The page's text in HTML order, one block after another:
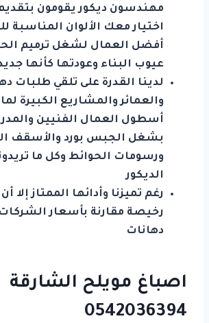
مهندسون ديكور يقومون
اختيار معك الألوان المناسبة
أفضل العمال لشغل ترميم
عيوب البناء وعودتها كأنها
لدينا القدرة على تلقي طلبات
والعمائر والمشاريع الكبيرة
أسطول العمال الفنيين
بشغل الجبس بورد والأسقف
ورسومات الحوائط وكل ما
الديكور
رغم تميزنا وأدائها الممتاز إلا
رخيصة مقارنة بأسعار
دهانات
اصباغ مويلح الشارقة
0542036394